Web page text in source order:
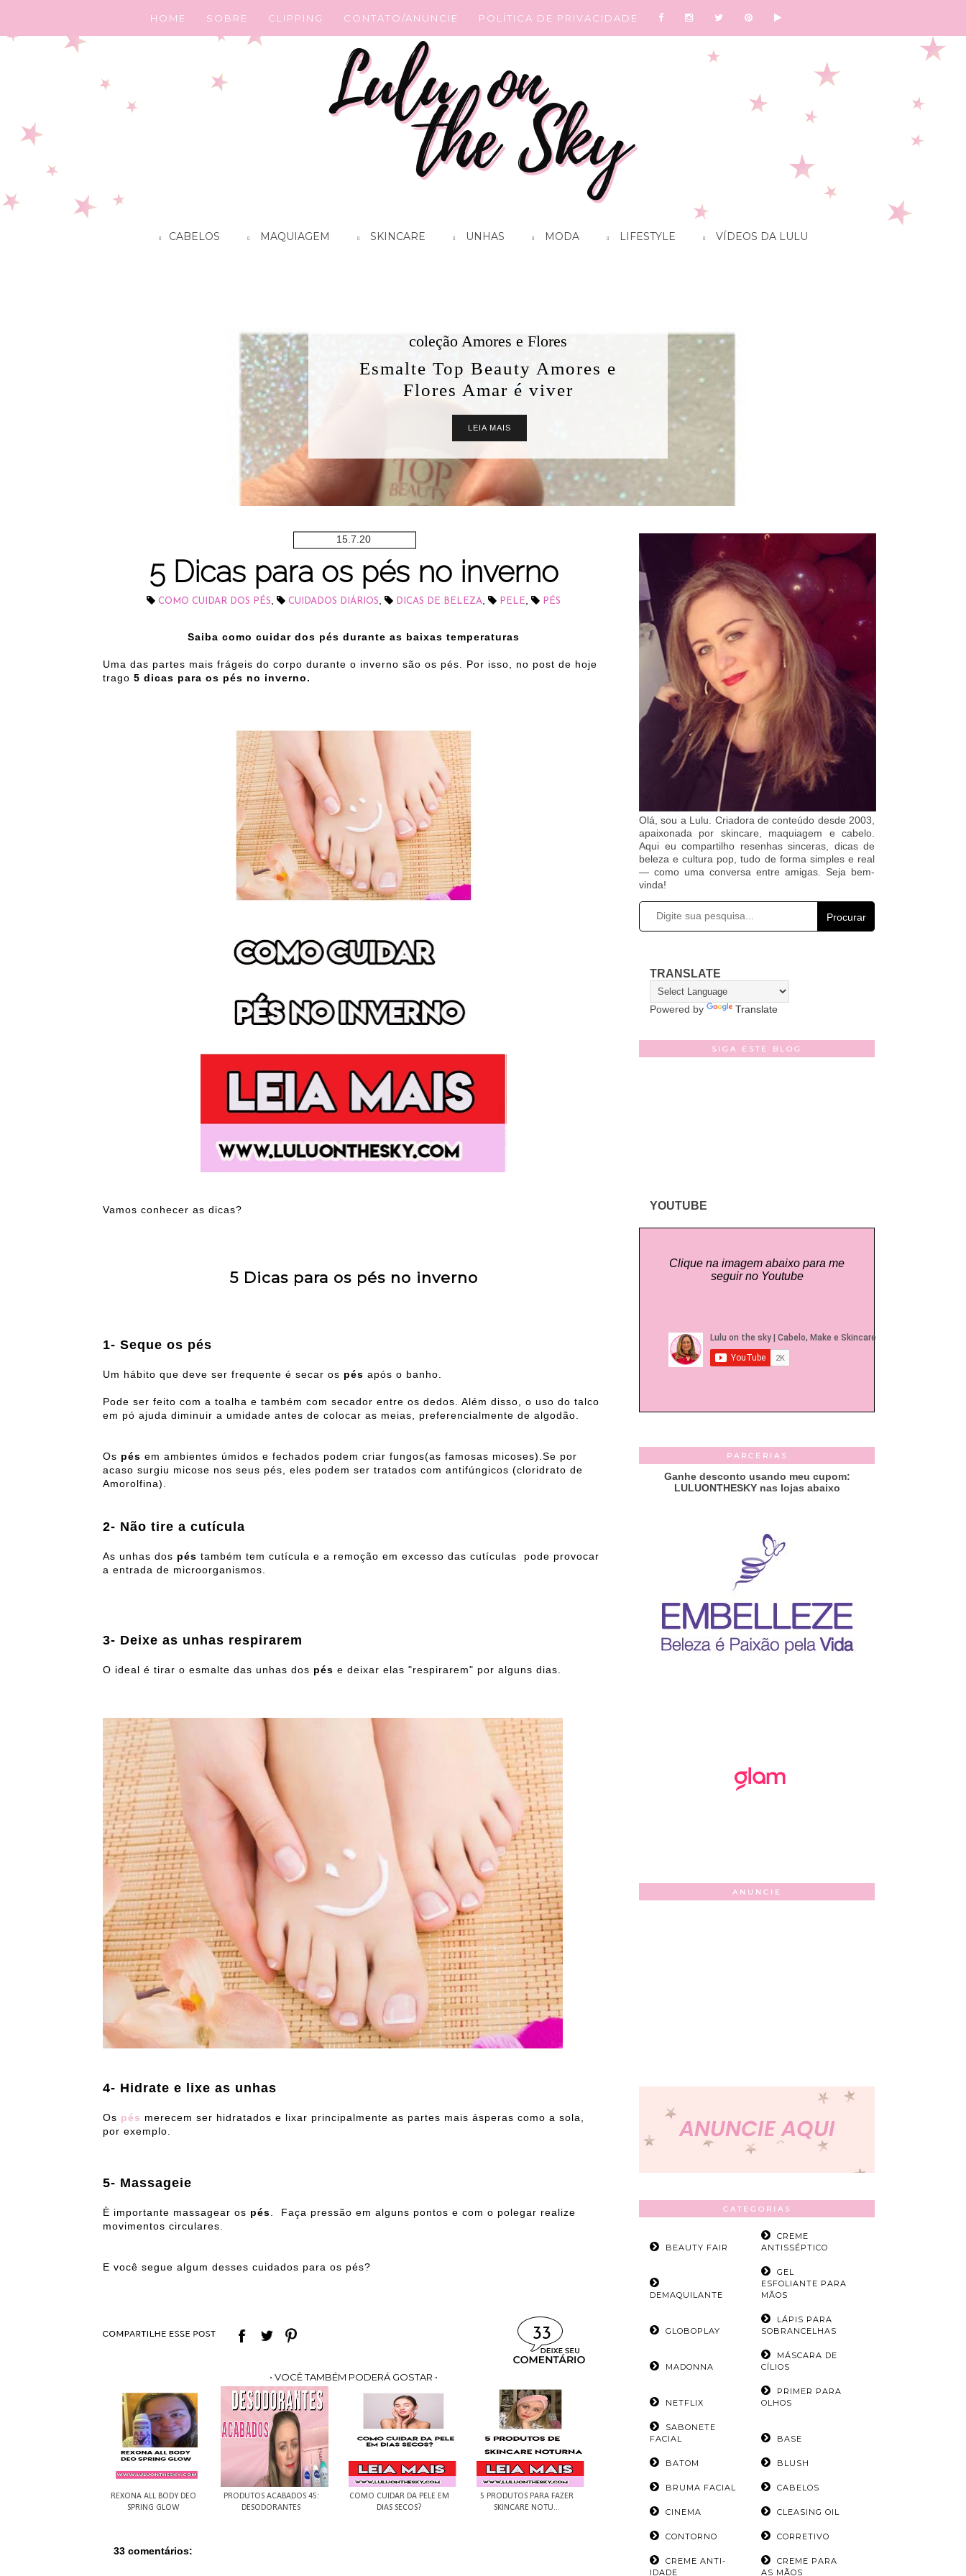
HOME SOBRE CLIPPING CONTATO/ANUNCIE POLÍTICA DE PRIVACIDADE
CABELOS MAQUIAGEM SKINCARE UNHAS MODA LIFESTYLE VÍDEOS DA LULU
coleção Amores e Flores
Esmalte Top Beauty Amores e
Flores Amar é viver
LEIA MAIS
15.7.20
5 Dicas para os pés no inverno
COMO CUIDAR DOS PÉS CUIDADOS DIÁRIOS DICAS DE BELEZA PELE PÉS
Saiba como cuidar dos pés durante as baixas temperaturas
Uma das partes mais frágeis do corpo durante o inverno são os pés. Por isso, no post de hoje
trago 5 dicas para os pés no inverno.
Vamos conhecer as dicas?
5 Dicas para os pés no inverno
1- Seque os pés
Um hábito que deve ser frequente é secar os pés após o banho.
Pode ser feito com a toalha e também com secador entre os dedos. Além disso, o uso do talco
em pó ajuda diminuir a umidade antes de colocar as meias, preferencialmente de algodão.
Os pés em ambientes úmidos e fechados podem criar fungos(as famosas micoses).Se por
acaso surgiu micose nos seus pés, eles podem ser tratados com antifúngicos (cloridrato de
Amorolfina).
2- Não tire a cutícula
As unhas dos pés também tem cutícula e a remoção em excesso das cutículas pode provocar
a entrada de microorganismos.
3- Deixe as unhas respirarem
O ideal é tirar o esmalte das unhas dos pés e deixar elas "respirarem" por alguns dias.
4- Hidrate e lixe as unhas
Os pés merecem ser hidratados e lixar principalmente as partes mais ásperas como a sola,
por exemplo.
5- Massageie
È importante massagear os pés . Faça pressão em alguns pontos e com o polegar realize
movimentos circulares.
E você segue algum desses cuidados para os pés?
33
• VOCÊ TAMBÉM PODERÁ GOSTAR •
REXONA ALL BODY DEO
SPRING GLOW
PRODUTOS ACABADOS 45:
DESODORANTES
COMO CUIDAR DA PELE EM
DIAS SECOS?
5 PRODUTOS PARA FAZER
SKINCARE NOTU...
33 comentários:
Olá, sou a Lulu. Criadora de conteúdo desde 2003,
apaixonada por skincare, maquiagem e cabelo.
Aqui eu compartilho resenhas sinceras, dicas de
beleza e cultura pop, tudo de forma simples e real
— como uma conversa entre amigas. Seja bem-
vinda!
Procurar
TRANSLATE
Powered by Translate
SIGA ESTE BLOG
YOUTUBE
Clique na imagem abaixo para me
seguir no Youtube
PARCERIAS
Ganhe desconto usando meu cupom:
LULUONTHESKY nas lojas abaixo
ANUNCIE
CATEGORIAS
BEAUTY FAIR
CREME
ANTISSÉPTICO
DEMAQUILANTE
GEL
ESFOLIANTE PARA
MÃOS
GLOBOPLAY
LÁPIS PARA
SOBRANCELHAS
MADONNA
MÁSCARA DE
CÍLIOS
NETFLIX
PRIMER PARA
OLHOS
SABONETE
FACIAL
BASE
BATOM BLUSH
BRUMA FACIAL CABELOS
CINEMA CLEASING OIL
CONTORNO CORRETIVO
CREME ANTI-
IDADE
CREME PARA
AS MÃOS